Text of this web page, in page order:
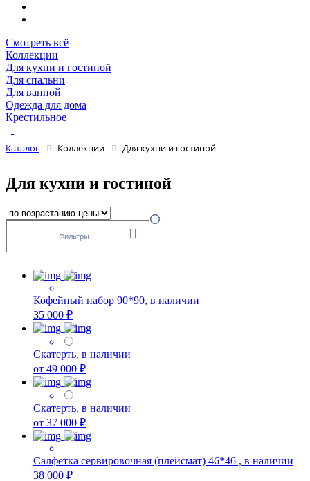
Смотреть всё
Коллекции
Для кухни и гостиной
Для спальни
Для ванной
Одежда для дома
Крестильное
Каталог Коллекции Для кухни и гостиной
Для кухни и гостиной
Фильтры
Кофейный набор 90*90, в наличии
35 000 ₽
Скатерть, в наличии
от 49 000 ₽
Скатерть, в наличии
от 37 000 ₽
Салфетка сервировочная (плейсмат) 46*46 , в наличии
38 000 ₽